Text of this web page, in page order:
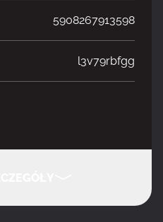
5908267913598
l3v79rbfgg